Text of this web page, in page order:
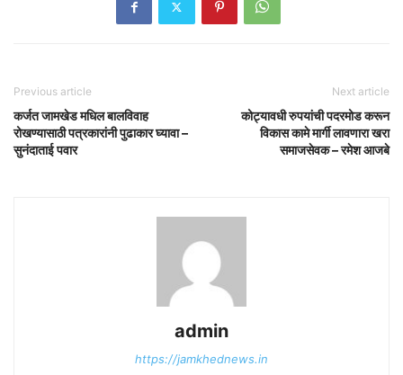
Previous article
कर्जत जामखेड मधिल बालविवाह
रोखण्यासाठी पत्रकारांनी पुढाकार घ्यावा –
सुनंदाताई पवार
Next article
कोट्यावधी रुपयांची पदरमोड करून
विकास कामे मार्गी लावणारा खरा
समाजसेवक – रमेश आजबे
admin
https://jamkhednews.in